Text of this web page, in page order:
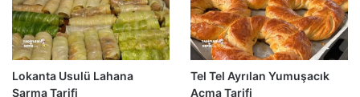
Lokanta Usulü Lahana
Sarma Tarifi
Tel Tel Ayrılan Yumuşacık
Açma Tarifi